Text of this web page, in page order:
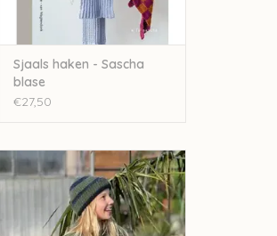
Sjaals haken - Sascha
blase
€27,50
Julija Boven de wolken 42
TOEVOEGEN AAN WINKELWAGEN